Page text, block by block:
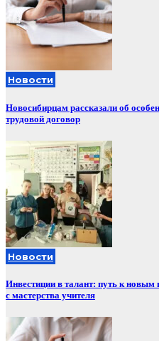
Новости
Новосибирцам рассказали об
трудовой договор
Новости
Инвестиции в талант: путь к
с мастерства учителя